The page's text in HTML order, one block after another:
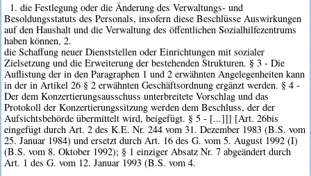
1. die Festlegung oder die Änderung des Verwaltungs- und
Besoldungsstatuts des Personals, insofern diese Beschlüsse Auswirkungen
auf den Haushalt und die Verwaltung des öffentlichen Sozialhilfezentrums
haben können, 2.
die Schaffung neuer Dienststellen oder Einrichtungen mit sozialer
Zielsetzung und die Erweiterung der bestehenden Strukturen. § 3 - Die
Auflistung der in den Paragraphen 1 und 2 erwähnten Angelegenheiten kann
in der in Artikel 26 § 2 erwähnten Geschäftsordnung ergänzt werden. § 4 -
Der dem Konzertierungsausschuss unterbreitete Vorschlag und das
Protokoll der Konzertierungssitzung werden dem Beschluss, der der
Aufsichtsbehörde übermittelt wird, beigefügt. § 5 - [...]]] [Art. 26bis
eingefügt durch Art. 2 des K.E. Nr. 244 vom 31. Dezember 1983 (B.S. vom
25. Januar 1984) und ersetzt durch Art. 16 des G. vom 5. August 1992 (I)
(B.S. vom 8. Oktober 1992); § 1 einziger Absatz Nr. 7 abgeändert durch
Art. 1 des G. vom 12. Januar 1993 (B.S. vom 4.